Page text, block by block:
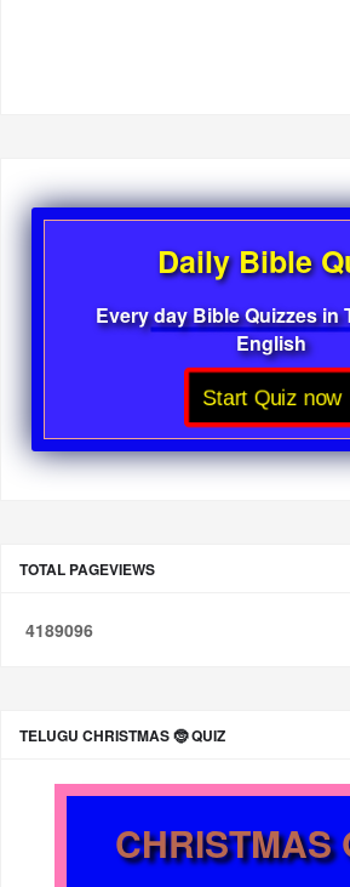
Daily Bible
Every day Bible Quizzes in
English
Start Quiz now
TOTAL PAGEVIEWS
4189096
TELUGU CHRISTMAS 🤶 QUIZ
CHRISTMAS